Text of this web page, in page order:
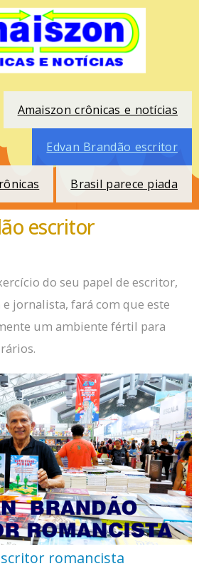
Amaiszon crônicas e notícias
Edvan Brandão escritor
Brasil parece piada
escritor
do seu papel de escritor,
jornalista, fará com que este
um ambiente fértil para
romancista